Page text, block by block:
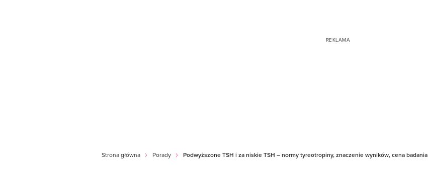
Strona główna Porady Podwyższone TSH i za niskie TSH – normy tyreotropiny, znaczenie wyników, cena badania